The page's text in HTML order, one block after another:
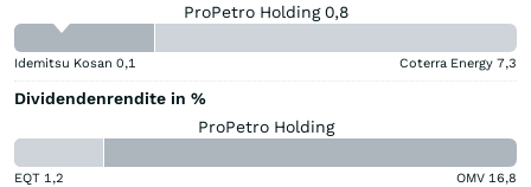
ProPetro Holding 0,8
Idemitsu Kosan 0,1 Coterra Energy 7,3
Dividendenrendite in %
ProPetro Holding
EQT 1,2 OMV 16,8